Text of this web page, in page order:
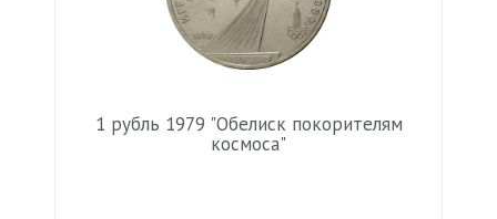
1 рубль 1979 "Обелиск покорителям
космоса"